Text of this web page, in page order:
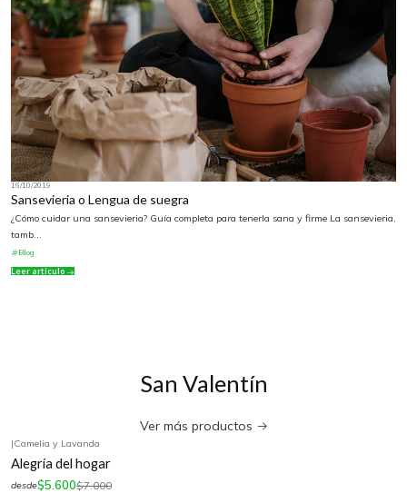
16/10/2019
Sansevieria o Lengua de suegra
¿Cómo cuidar una sansevieria? Guía completa para tenerla sana y firme La sansevieria,
tamb...
Blog
Leer artículo
San Valentín
Ver más productos
-20%
OFF
|Camelia y Lavanda
Alegría del hogar
desde$5.600$7.000